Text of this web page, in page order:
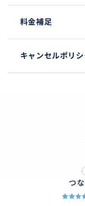
料金補足
キャンセルポリシ
つ